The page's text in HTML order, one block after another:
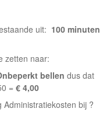
uit: 100 minuten
zetten naar:
bellen dus dat
= € 4,00
bij ?